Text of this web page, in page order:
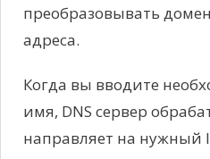
преобразовывать
адреса.
Когда вы вводите
имя, DNS сервер
направляет на нужный